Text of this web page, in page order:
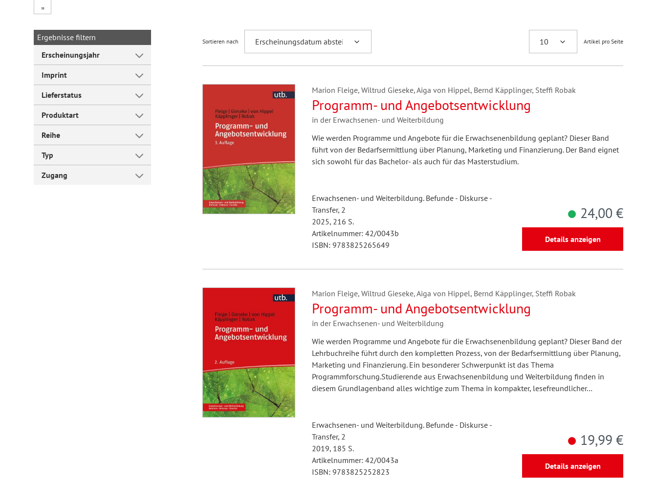
Forum Arbeitslehre
„
Ergebnisse filtern
Erscheinungsjahr
Imprint
Lieferstatus
Produktart
Reihe
Typ
Zugang
Sortieren nach Artikel pro Seite
Marion Fleige, Wiltrud Gieseke, Aiga von Hippel, Bernd Käpplinger, Steffi Robak
Programm- und Angebotsentwicklung
in der Erwachsenen- und Weiterbildung
Wie werden Programme und Angebote für die Erwachsenenbildung geplant? Dieser Band
führt von der Bedarfsermittlung über Planung, Marketing und Finanzierung. Der Band eignet
sich sowohl für das Bachelor- als auch für das Masterstudium.
Erwachsenen- und Weiterbildung. Befunde - Diskurse -
Transfer, 2
2025, 216 S.
Artikelnummer: 42/0043b
ISBN: 9783825265649
24,00 €
Details anzeigen
Marion Fleige, Wiltrud Gieseke, Aiga von Hippel, Bernd Käpplinger, Steffi Robak
Programm- und Angebotsentwicklung
in der Erwachsenen- und Weiterbildung
Wie werden Programme und Angebote für die Erwachsenenbildung geplant? Dieser Band der
Lehrbuchreihe führt durch den kompletten Prozess, von der Bedarfsermittlung über Planung,
Marketing und Finanzierung. Ein besonderer Schwerpunkt ist das Thema
Programmforschung.Studierende aus Erwachsenenbildung und Weiterbildung finden in
diesem Grundlagenband alles wichtige zum Thema in kompakter, lesefreundlicher…
Erwachsenen- und Weiterbildung. Befunde - Diskurse -
Transfer, 2
2019, 185 S.
Artikelnummer: 42/0043a
ISBN: 9783825252823
19,99 €
Details anzeigen